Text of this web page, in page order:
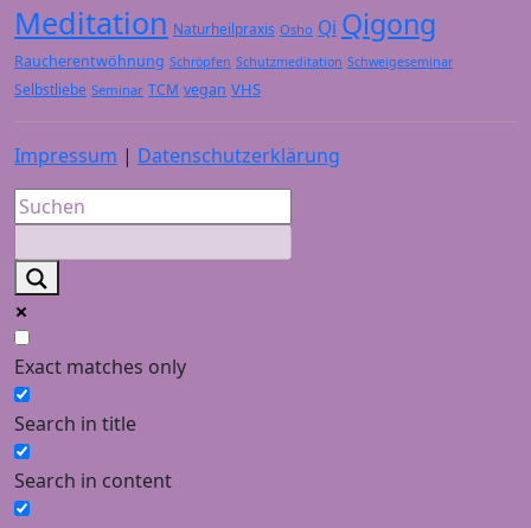
Meditation Naturheilpraxis Osho Qi Qigong
Raucherentwöhnung Schröpfen Schutzmeditation Schweigeseminar
Selbstliebe Seminar TCM vegan VHS
Impressum | Datenschutzerklärung
Exact matches only
Search in title
Search in content